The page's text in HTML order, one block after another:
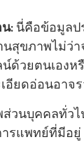
:นี่คือข้อมูลป
สุขภาพไม่ว่า
ด้วยตนเอง
ยดอ่อนอาจ
วนบุคคลทั่วไ
ารแพทย์ที่มีอยู่